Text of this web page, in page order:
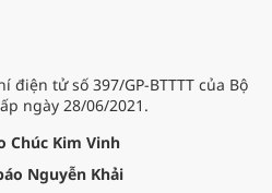
điện tử số 397/GP-BTTTT của Bộ
ngày 28/06/2021.
Chúc Kim Vinh
Nguyễn Khải